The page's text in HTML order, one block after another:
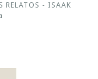
RELATOS - ISAAK